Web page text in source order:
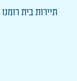
תיירות בית רומנו